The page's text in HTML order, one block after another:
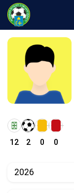
12 2 0 0
2026